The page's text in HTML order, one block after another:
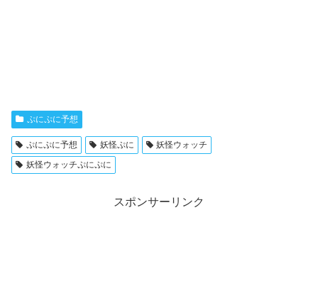
ぷにぷに予想
ぷにぷに予想 妖怪ぷに
妖怪ウォッチ
妖怪ウォッチぷにぷに
スポンサーリンク